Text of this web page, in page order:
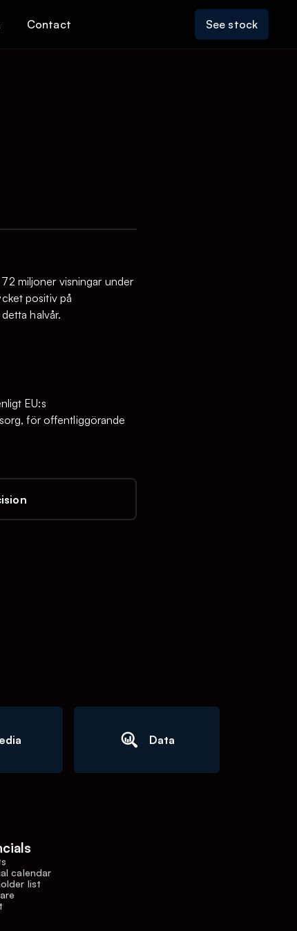
Contact See stock
miljoner visningar under
positiv på
halvår.
EU:s
för offentliggörande
Data
calendar
list